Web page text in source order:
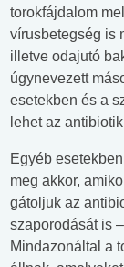
torokfájdalom
vírusbetegség is
illetve odajutó
úgynevezett
esetekben és a
lehet az
Egyéb
meg akkor,
gátoljuk az
szaporodását is
Mindazonáltal a